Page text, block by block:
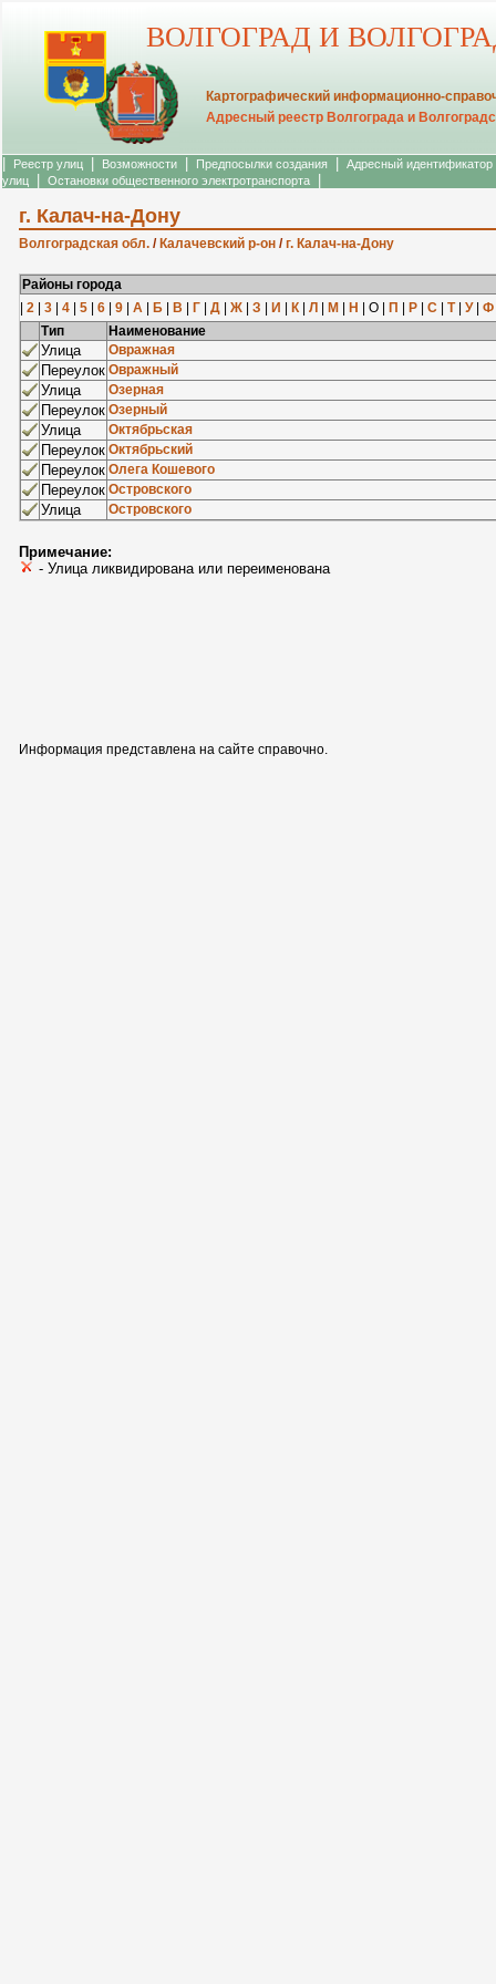
ВОЛГОГРАД И
Картографический информационно-
Адресный реестр Волгограда и
Реестр улиц Возможности Предпосылки создания
Адресный идентификатор
улиц
Остановки общественного электротранспорта
г. Калач-на-Дону
Волгоградская обл. / Калачевский р-он /г. Калач-на-Дону
Районы города
2 3 4 5 6 9 А Б В Г Д Ж З И К Л М Н | О | П Р С Т| У| Ф
Тип
Наименование
Улица Овражная
Переулок Овражный
Улица Озерная
Переулок Озерный
Улица Октябрьская
Переулок Октябрьский
Переулок Олега Кошевого
Переулок Островского
Улица Островского
Примечание:
- Улица ликвидирована или переименована
Информация представлена на сайте справочно.